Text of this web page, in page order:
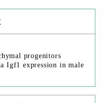
progenitors
Igf1 expression in male